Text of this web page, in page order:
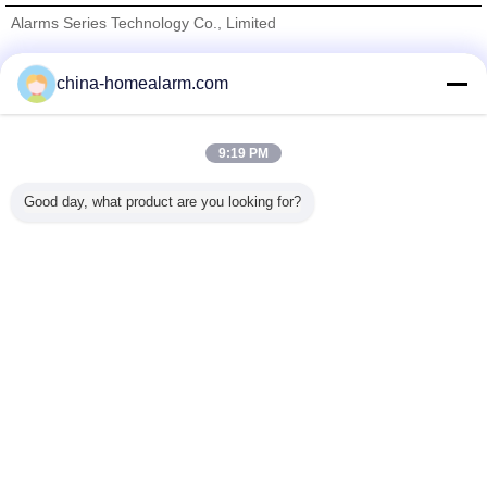
Alarms Series Technology Co., Limited
Trust Seal
Verified Suplier
Todos os Produtos
china-homealarm.com
9:19 PM
Good day, what product are you looking for?